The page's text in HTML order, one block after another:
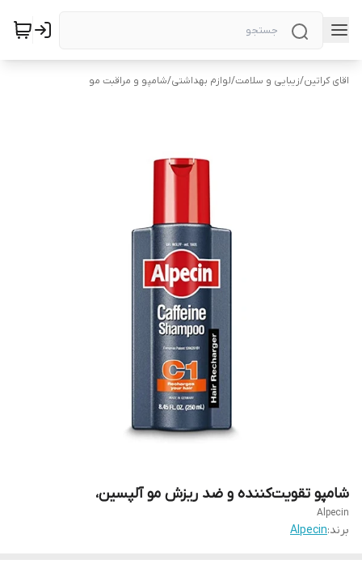
اقای کراتین/زیبایی و سلامت/لوازم بهداشتی/شامپو و مراقبت مو
شامپو تقویت‌کننده و ضد ریزش مو آلپسین،
Alpecin
برند:Alpecin